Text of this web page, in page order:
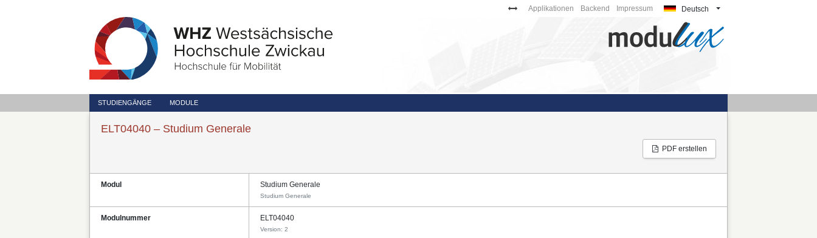
Deutsch
Applikationen Backend Impressum
STUDIENGÄNGE MODULE
ELT04040 – Studium Generale
PDF erstellen
Modul Studium Generale
Studium Generale
Modulnummer ELT04040
Version: 2